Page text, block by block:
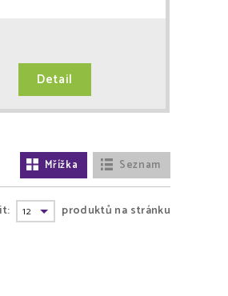
Detail
Mřížka Seznam
produktů na stránku